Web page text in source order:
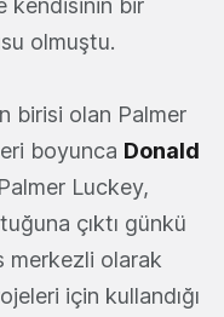
kendisinin bir
olmuştu.
birisi olan Palmer
boyunca Donald
Luckey,
çıktı günkü
merkezli olarak
için kullandığı